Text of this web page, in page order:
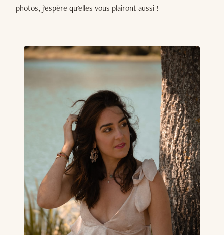
photos, j'espère qu'elles vous plairont aussi !